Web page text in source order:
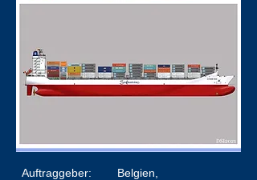
Auftraggeber:
Belgien,